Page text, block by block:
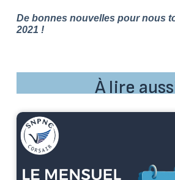
De bonnes nouvelles pour nous
2021 !
À lire